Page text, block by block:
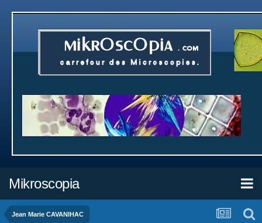
Mikroscopia
Jean Marie CAVANIHAC